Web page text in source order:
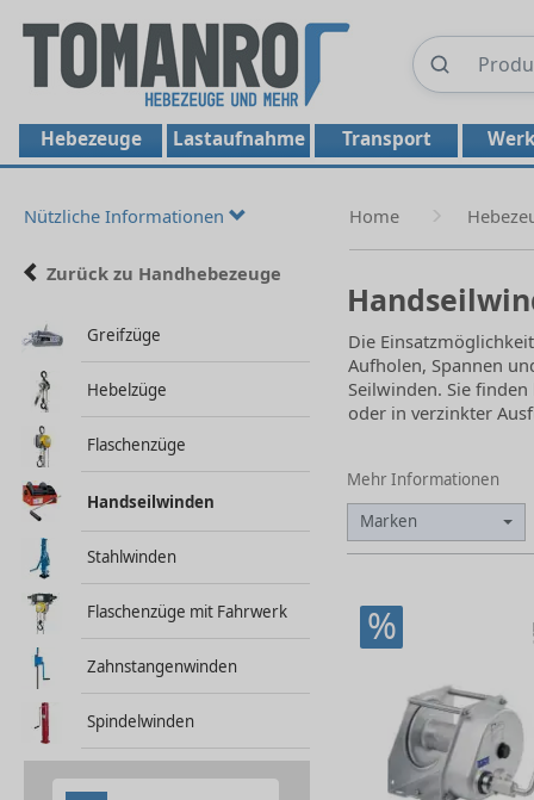
Hebezeuge Lastaufnahme Transport
Nützliche Informationen
Zurück zu Handhebezeuge
Greifzüge
Hebelzüge
Flaschenzüge
Handseilwinden
Stahlwinden
Flaschenzüge mit Fahrwerk
Zahnstangenwinden
Spindelwinden
Home
Die
Aufholen, Spannen
Seilwinden. Sie
oder in verzinkter
Mehr Informationen
Marken
%